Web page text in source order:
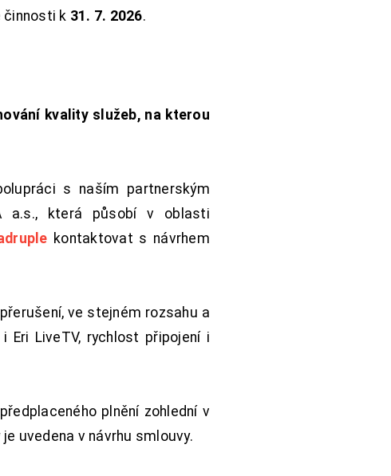
činnosti k 31. 7. 2026.
kvality služeb, na kterou
s naším partnerským
a.s., která působí v oblasti
kontaktovat s návrhem
ve stejném rozsahu a
Eri LiveTV, rychlost připojení i
plnění zohlední v
uvedena v návrhu smlouvy.